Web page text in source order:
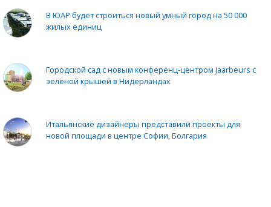
В ЮАР будет строиться новый умный город на 50 000
жилых единиц
Городской сад с новым конференц-центром Jaarbeurs с
зелёной крышей в Нидерландах
Итальянские дизайнеры представили проекты для
новой площади в центре Софии, Болгария